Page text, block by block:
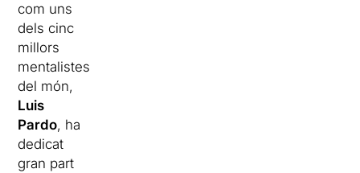
com uns
dels cinc
millors
mentalistes
del món,
Luis
Pardo, ha
dedicat
gran part